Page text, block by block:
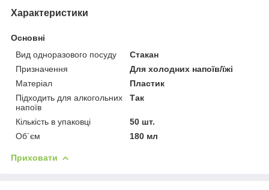
Характеристики
Основні
Вид одноразового посуду
Стакан
Призначення
Для холодних напоїв/їжі
Матеріал
Пластик
Підходить для алкогольних
напоїв
Так
Кількість в упаковці
50 шт.
Об`єм
180 мл
Приховати